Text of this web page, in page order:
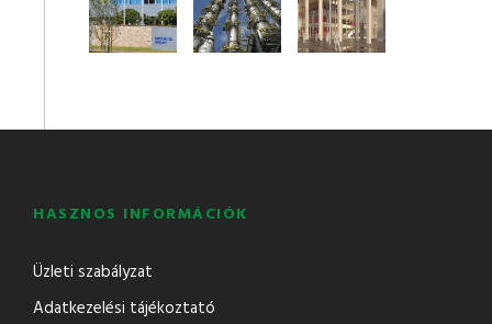
HASZNOS INFORMÁCIÓK
Üzleti szabályzat
Adatkezelési tájékoztató